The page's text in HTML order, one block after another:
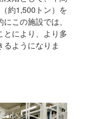
約1,500トン）を
この施設では、
とにより、より多
るようになりま